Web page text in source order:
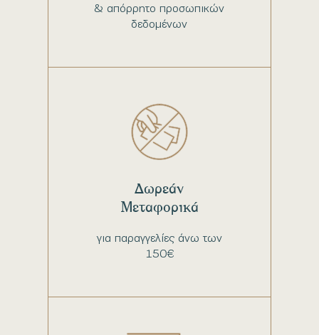
& απόρρητο προσωπικών
δεδομένων
για παραγγελίες άνω των
150€
Δωρεάν
Μεταφορικά